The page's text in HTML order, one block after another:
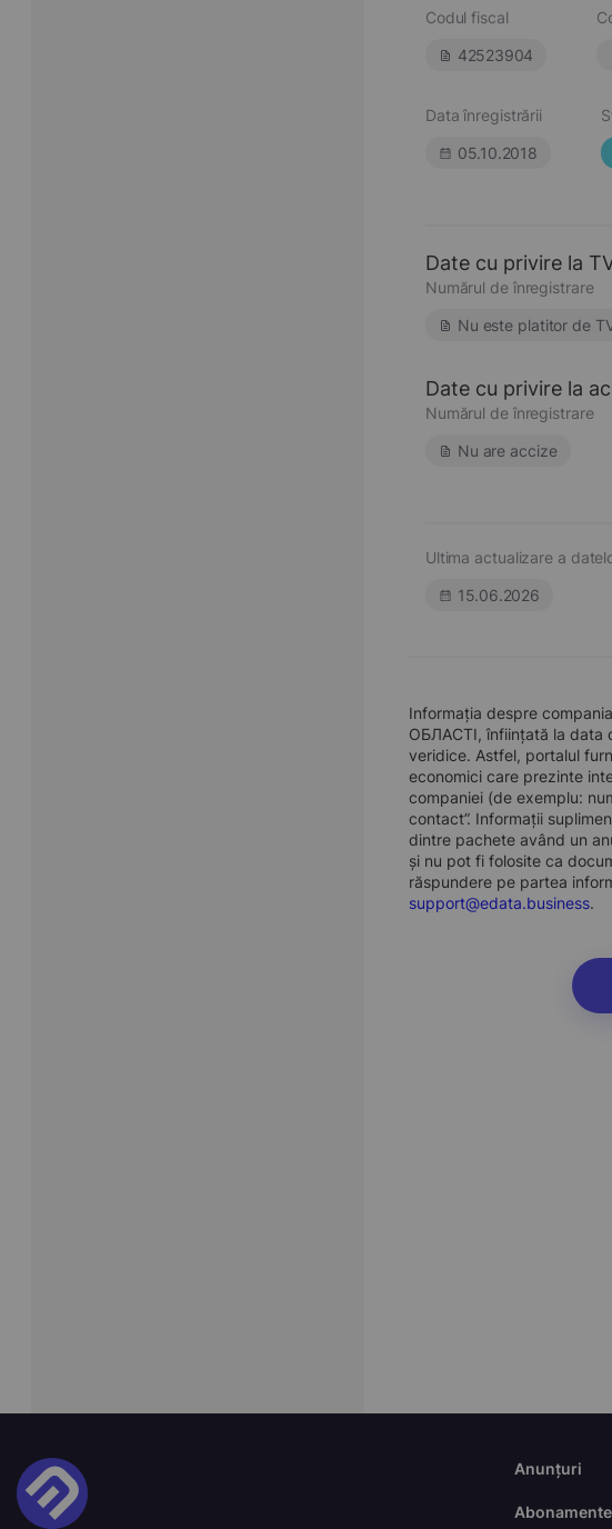
Codul fiscal
42523904
Data înregistrării
05.10.2018
Date cu privire la
Numărul de înregistrare
Nu este platitor de
Date cu privire la
Numărul de înregistrare
Nu are accize
Ultima actualizare a
15.06.2026
Informația despre
ОБЛАСТІ, înființată la data
veridice. Astfel, portalul
economici care prezinte
companiei (de exemplu:
contact”. Informații
dintre pachete având un
și nu pot fi folosite ca
răspundere pe partea
support@edata.business.
Anunțuri
Abonamente